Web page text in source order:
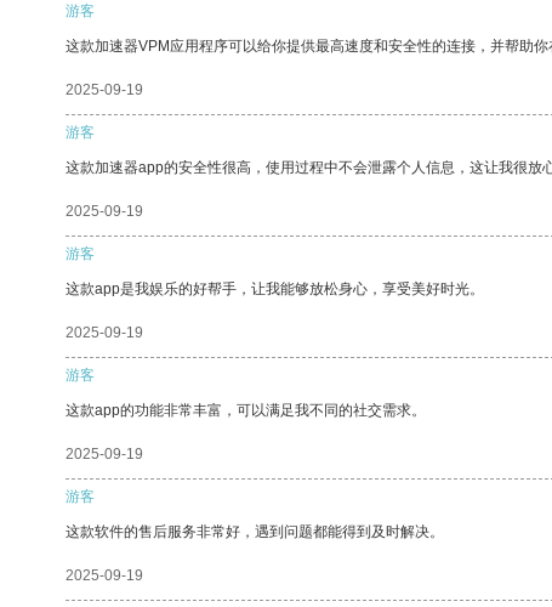
游客
这款加速器VPM应用程序可以给你提供最高速度和安全性的连接，并帮助你
2025-09-19
游客
这款加速器app的安全性很高，使用过程中不会泄露个人信息，这让我很
2025-09-19
游客
这款app是我娱乐的好帮手，让我能够放松身心，享受美好时光。
2025-09-19
游客
这款app的功能非常丰富，可以满足我不同的社交需求。
2025-09-19
游客
这款软件的售后服务非常好，遇到问题都能得到及时解决。
2025-09-19